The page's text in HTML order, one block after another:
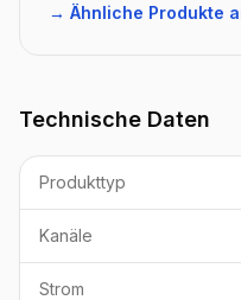
→ Ähnliche Produkte
Technische Daten
Produkttyp
Kanäle
Strom